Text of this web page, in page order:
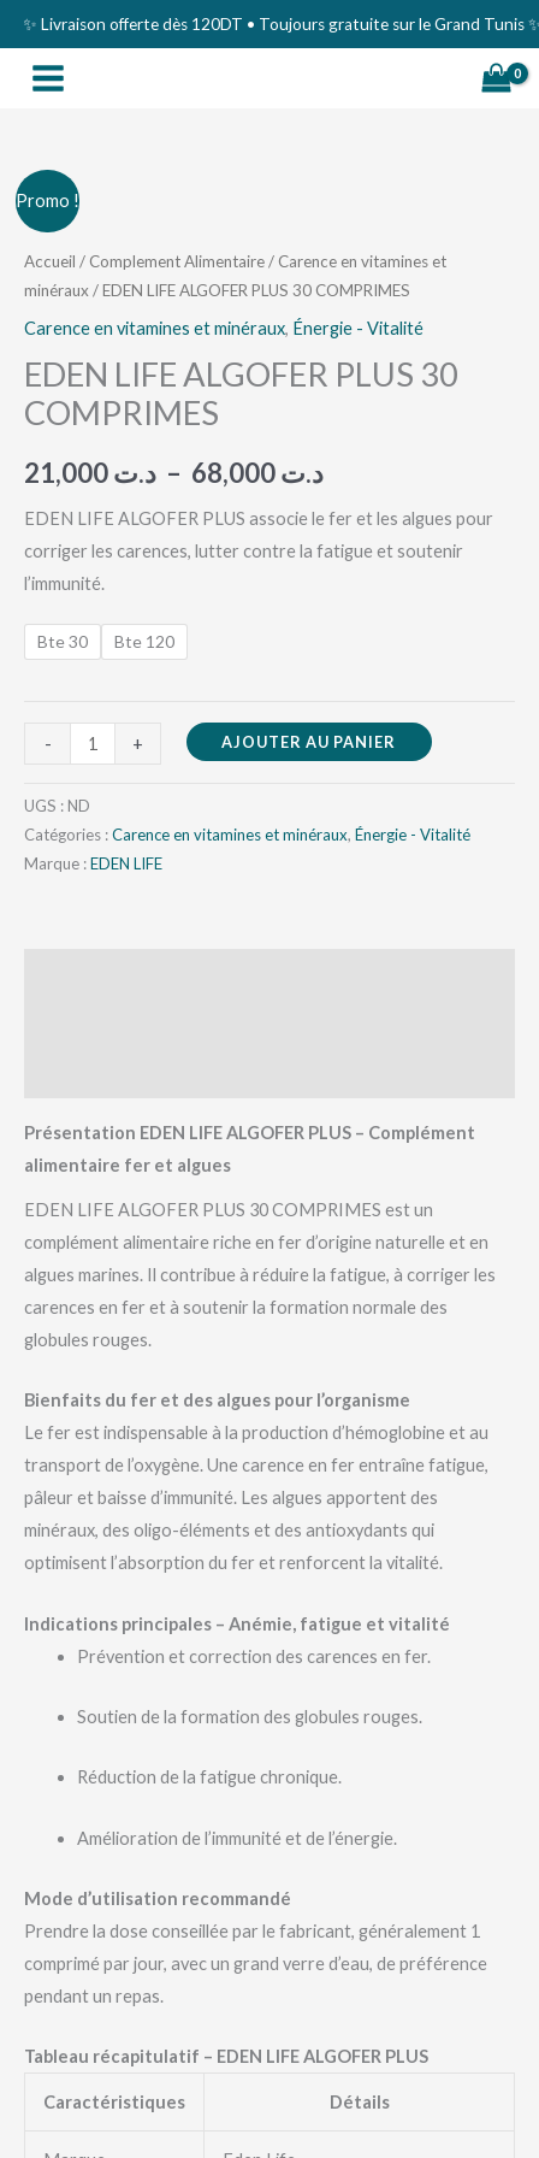
Aller
au
contenu
✨ Livraison offerte dès 120DT • Toujours gratuite sur le Grand Tunis ✨
Promo !
Accueil / Complement Alimentaire/ Carence en vitamines et
minéraux / EDEN LIFE ALGOFER PLUS 30 COMPRIMES
Carence en vitamines et minéraux, Énergie - Vitalité
EDEN LIFE ALGOFER PLUS 30
COMPRIMES
د.ت – د.ت
prix :
د.ت 21,000
à
EDEN LIFE ALGOFER PLUS associe le fer et les algues pour
corriger les carences, lutter contre la fatigue et soutenir
l’immunité.
Bte 30 Bte 120
-
quantité
de
EDEN
LIFE
ALGOFER
30
COMPRIMES
+ AJOUTER AU PANIER
UGS : ND
Catégories :Carence en vitamines et minéraux, Énergie - Vitalité
Marque :EDEN LIFE
Présentation EDEN LIFE ALGOFER PLUS – Complément
alimentaire fer et algues
EDEN LIFE ALGOFER PLUS 30 COMPRIMES est un
complément alimentaire riche en fer d’origine naturelle et en
algues marines. Il contribue à réduire la fatigue, à corriger les
carences en fer et à soutenir la formation normale des
globules rouges.
Bienfaits du fer et des algues pour l’organisme
Le fer est indispensable à la production d’hémoglobine et au
transport de l’oxygène. Une carence en fer entraîne fatigue,
pâleur et baisse d’immunité. Les algues apportent des
minéraux, des oligo-éléments et des antioxydants qui
optimisent l’absorption du fer et renforcent la vitalité.
Indications principales – Anémie, fatigue et vitalité
Prévention et correction des carences en fer.
Soutien de la formation des globules rouges.
Réduction de la fatigue chronique.
Amélioration de l’immunité et de l’énergie.
Mode d’utilisation recommandé
Prendre la dose conseillée par le fabricant, généralement 1
comprimé par jour, avec un grand verre d’eau, de préférence
pendant un repas.
Tableau récapitulatif – EDEN LIFE ALGOFER PLUS
Caractéristiques Détails